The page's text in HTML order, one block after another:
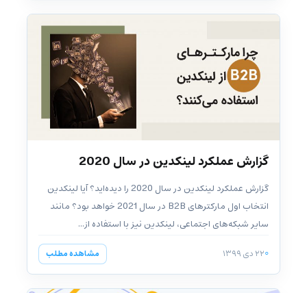
گزارش عملکرد لینکدین در سال 2020
گزارش عملکرد لینکدین در سال 2020 را دیده‌اید؟ آیا لینکدین
انتخاب اول مارکترهای B2B در سال 2021 خواهد بود؟ مانند
سایر شبکه‌های اجتماعی، لینکدین نیز با استفاده از...
۲۲ دی ۱۳۹۹ مشاهده مطلب